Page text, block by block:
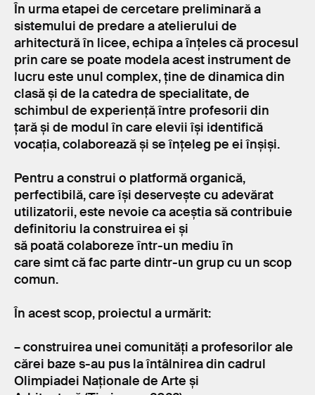
În urma etapei de cercetare preliminară a
sistemului de predare a atelierului de
arhitectură în licee, echipa a înțeles că procesul
prin care se poate modela acest instrument de
lucru este unul complex, ține de dinamica din
clasă și de la catedra de specialitate, de
schimbul de experiență între profesorii din
țară și de modul în care elevii își identifică
vocația, colaborează și se înțeleg pe ei înșiși.
Pentru a construi o platformă organică,
perfectibilă, care își deservește cu adevărat
utilizatorii, este nevoie ca aceștia să contribuie
definitoriu la construirea ei și
să poată colaboreze într-un mediu în
care simt că fac parte dintr-un grup cu un scop
comun.
În acest scop, proiectul a urmărit:
– construirea unei comunități a profesorilor ale
cărei baze s-au pus la întâlnirea din cadrul
Olimpiadei Naționale de Arte și